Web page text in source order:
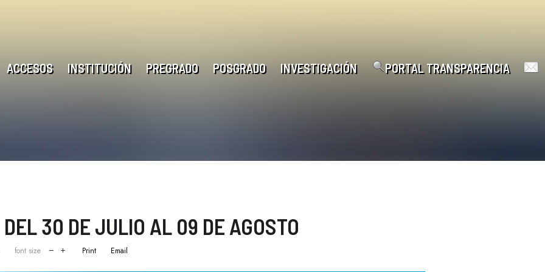
ACCESOS INSTITUCIÓN PREGRADO POSGRADO INVESTIGACIÓN PORTAL TRANSPARENCIA
30 DE JULIO AL 09 DE AGOSTO
font size Print Email